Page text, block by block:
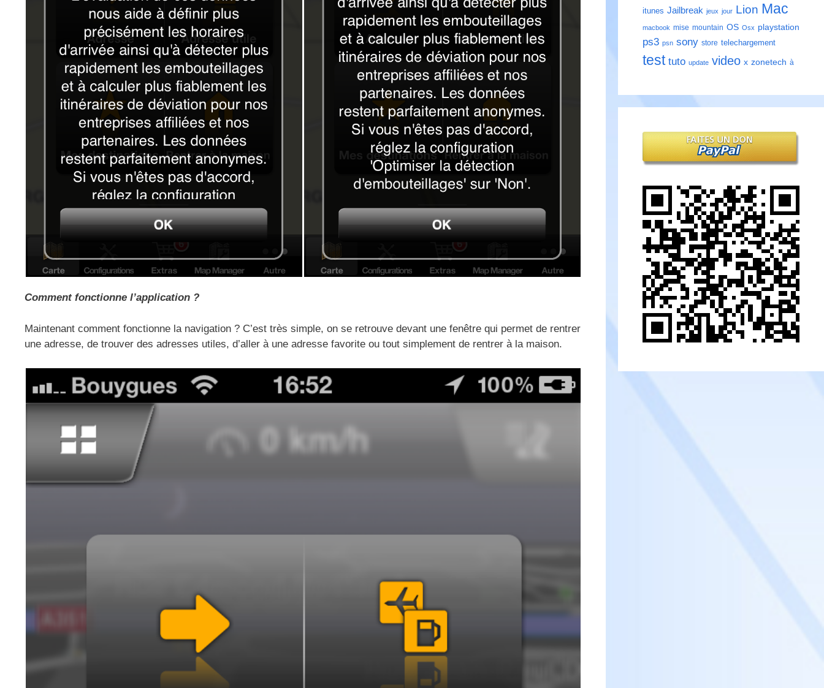
Comment fonctionne l’application ?
Maintenant comment fonctionne la navigation ? C’est très simple, on se retrouve devant une fenêtre qui permet de rentrer
une adresse, de trouver des adresses utiles, d’aller à une adresse favorite ou tout simplement de rentrer à la maison.
itunes Jailbreak jeux jour Lion Mac
macbook mise mountain OS Osx playstation
ps3 psn sony store telechargement
test tuto update video x zonetech à